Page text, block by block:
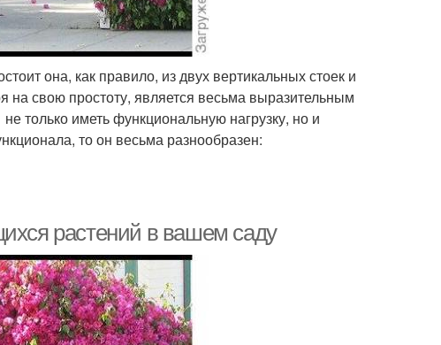
она, как правило, из двух вертикальных стоек и
свою простоту, является весьма выразительным
только иметь функциональную нагрузку, но и
то он весьма разнообразен:
растений в вашем саду